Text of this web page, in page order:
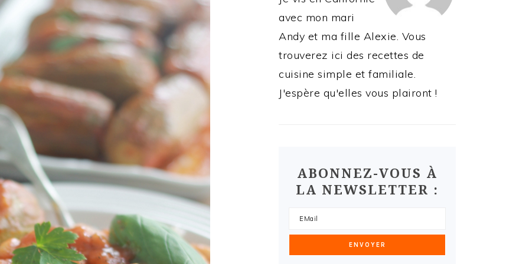
avec mon mari
Andy et ma fille Alexie. Vous
trouverez ici des recettes de
cuisine simple et familiale.
J'espère qu'elles vous plairont !
ABONNEZ-VOUS À
LA NEWSLETTER :